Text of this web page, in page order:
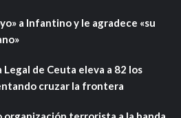
a Infantino y le agradece «su
de Ceuta eleva a 82 los
cruzar la frontera